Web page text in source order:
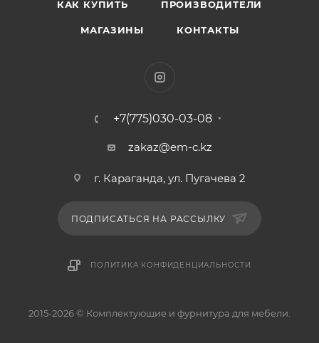
КАК КУПИТЬ ПРОИЗВОДИТЕЛИ
МАГАЗИНЫ КОНТАКТЫ
+7(775)030-03-08
zakaz@em-c.kz
г. Караганда, ул. Пугачева 2
ПОДПИСАТЬСЯ НА РАССЫЛКУ
ПОЛИТИКА КОНФИДЕНЦИАЛЬНОСТИ
2015-2026 © Комплектующие и фурнитура для мебели.